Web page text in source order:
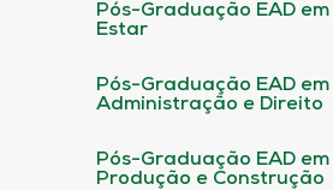
Pós-Graduação EAD
Estar
Pós-Graduação EAD em
Administração e Direito
Pós-Graduação EAD
Produção e Construção